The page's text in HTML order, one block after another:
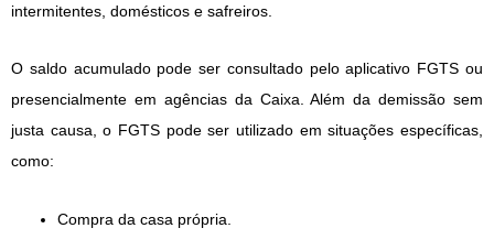
intermitentes, domésticos e safreiros.
O saldo acumulado pode ser consultado pelo aplicativo FGTS ou
presencialmente em agências da Caixa. Além da demissão sem
justa causa, o FGTS pode ser utilizado em situações específicas,
como:
Compra da casa própria.